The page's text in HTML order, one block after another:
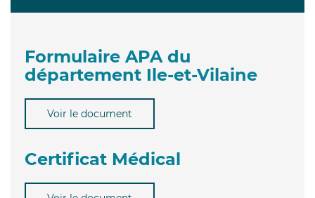
Formulaire APA du
département Ile-et-Vilaine
Voir le document
Certificat Médical